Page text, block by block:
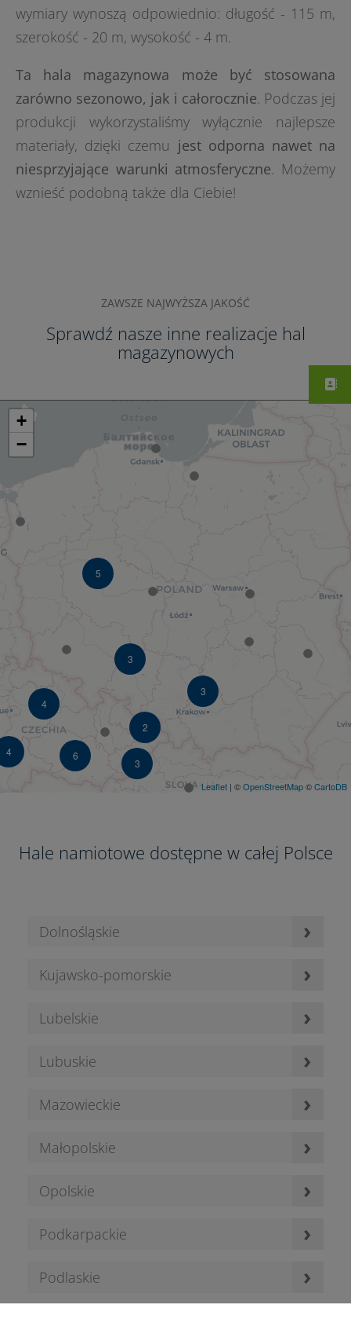
wymiary wynoszą odpowiednio: długość - 115 m,
szerokość - 20 m, wysokość - 4 m.
Ta hala magazynowa może być stosowana
zarówno sezonowo, jak i całorocznie. Podczas jej
produkcji wykorzystaliśmy wyłącznie najlepsze
materiały, dzięki czemu jest odporna nawet na
niesprzyjające warunki atmosferyczne. Możemy
wznieść podobną także dla Ciebie!
ZAWSZE NAJWYŻSZA JAKOŚĆ
Sprawdź nasze inne realizacje hal
magazynowych
3
3
3
5
2
4
4
6
+
−
Leaflet | ©OpenStreetMap©CartoDB
Hale namiotowe dostępne w całej Polsce
Dolnośląskie ›
Kujawsko-pomorskie ›
Lubelskie ›
Lubuskie ›
Mazowieckie ›
Małopolskie ›
Opolskie ›
Podkarpackie ›
Podlaskie ›